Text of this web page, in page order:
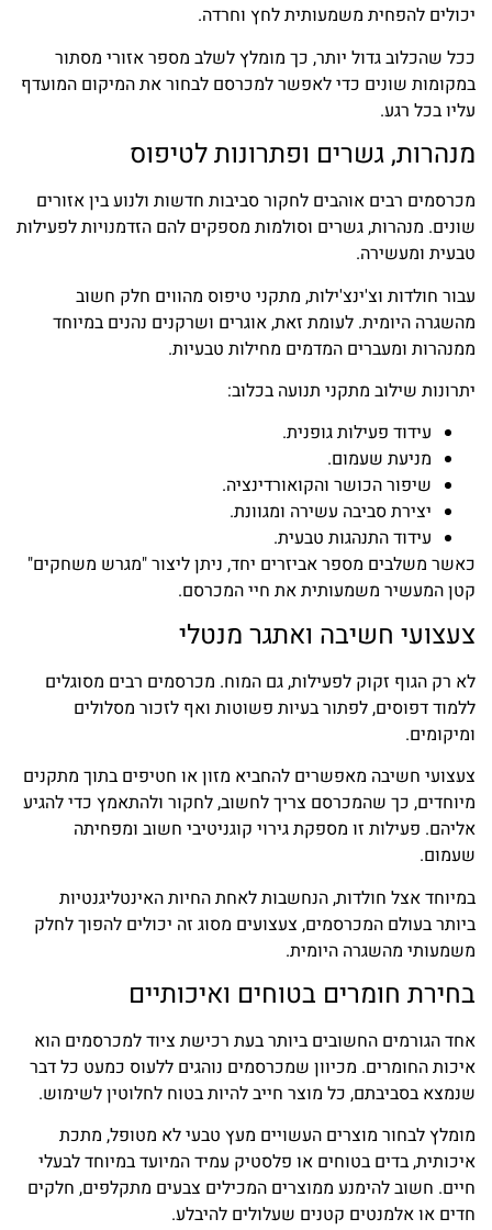
יכולים להפחית משמעותית לחץ וחרדה.
ככל שהכלוב גדול יותר, כך מומלץ לשלב מספר אזורי מסתור
במקומות שונים כדי לאפשר למכרסם לבחור את המיקום המועדף
עליו בכל רגע.
מנהרות, גשרים ופתרונות לטיפוס
מכרסמים רבים אוהבים לחקור סביבות חדשות ולנוע בין אזורים
שונים. מנהרות, גשרים וסולמות מספקים להם הזדמנויות לפעילות
טבעית ומעשירה.
עבור חולדות וצ'ינצ'ילות, מתקני טיפוס מהווים חלק חשוב
מהשגרה היומית. לעומת זאת, אוגרים ושרקנים נהנים במיוחד
ממנהרות ומעברים המדמים מחילות טבעיות.
יתרונות שילוב מתקני תנועה בכלוב:
עידוד פעילות גופנית.
מניעת שעמום.
שיפור הכושר והקואורדינציה.
יצירת סביבה עשירה ומגוונת.
עידוד התנהגות טבעית.
כאשר משלבים מספר אביזרים יחד, ניתן ליצור "מגרש משחקים"
קטן המעשיר משמעותית את חיי המכרסם.
צעצועי חשיבה ואתגר מנטלי
לא רק הגוף זקוק לפעילות, גם המוח. מכרסמים רבים מסוגלים
ללמוד דפוסים, לפתור בעיות פשוטות ואף לזכור מסלולים
ומיקומים.
צעצועי חשיבה מאפשרים להחביא מזון או חטיפים בתוך מתקנים
מיוחדים, כך שהמכרסם צריך לחשוב, לחקור ולהתאמץ כדי להגיע
אליהם. פעילות זו מספקת גירוי קוגניטיבי חשוב ומפחיתה
שעמום.
במיוחד אצל חולדות, הנחשבות לאחת החיות האינטליגנטיות
ביותר בעולם המכרסמים, צעצועים מסוג זה יכולים להפוך לחלק
משמעותי מהשגרה היומית.
בחירת חומרים בטוחים ואיכותיים
אחד הגורמים החשובים ביותר בעת רכישת ציוד למכרסמים הוא
איכות החומרים. מכיוון שמכרסמים נוהגים ללעוס כמעט כל דבר
שנמצא בסביבתם, כל מוצר חייב להיות בטוח לחלוטין לשימוש.
מומלץ לבחור מוצרים העשויים מעץ טבעי לא מטופל, מתכת
איכותית, בדים בטוחים או פלסטיק עמיד המיועד במיוחד לבעלי
חיים. חשוב להימנע ממוצרים המכילים צבעים מתקלפים, חלקים
חדים או אלמנטים קטנים שעלולים להיבלע.